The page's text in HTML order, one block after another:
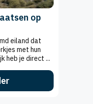
op
eiland dat
met hun
heb je direct ...